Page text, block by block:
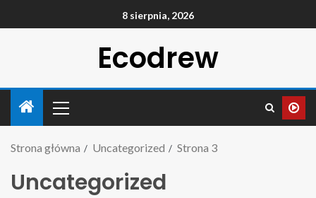
8 sierpnia, 2026
Ecodrew
Strona główna Uncategorized Strona 3
Uncategorized